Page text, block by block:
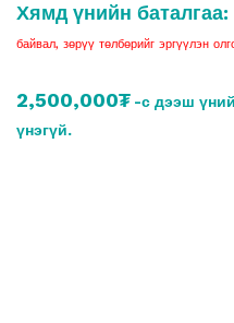
Хямд үнийн баталгаа:
байвал, зөрүү төлбөрийг эргүүлэн
2,500,000₮ -с дээш
үнэгүй.